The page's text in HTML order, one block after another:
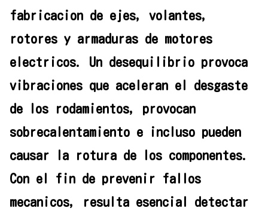
fabricacion de ejes, volantes,
rotores y armaduras de motores
electricos. Un desequilibrio provoca
vibraciones que aceleran el desgaste
de los rodamientos, provocan
sobrecalentamiento e incluso pueden
causar la rotura de los componentes.
Con el fin de prevenir fallos
mecanicos, resulta esencial detectar